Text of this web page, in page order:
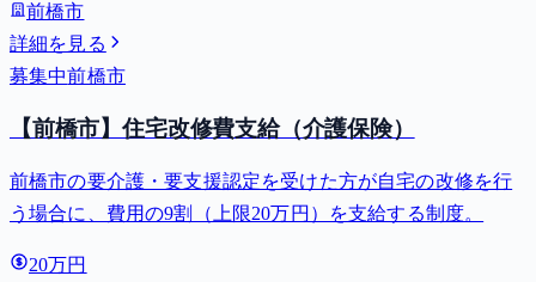
前橋市
詳細を見る
募集中前橋市
【前橋市】住宅改修費支給（介護保険）
前橋市の要介護・要支援認定を受けた方が自宅の改修を行
う場合に、費用の9割（上限20万円）を支給する制度。
20万円